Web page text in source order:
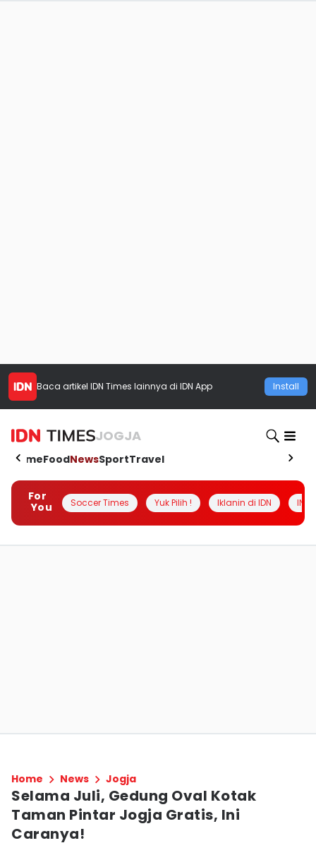
Baca artikel IDN Times lainnya di IDN App Install
JOGJA
HomeFoodNewsSportTravel
For
You
Soccer Times Yuk Pilih ! Iklanin di IDN
Home News Jogja
Selama Juli, Gedung Oval Kotak
Taman Pintar Jogja Gratis, Ini
Caranya!